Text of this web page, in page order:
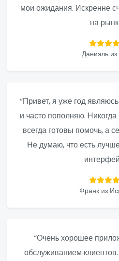
мои ожидания. Искренне
на
Даниэль
“Привет, я уже год
и часто пополняю.
всегда готовы помочь, а
Не думаю, что есть
Франк из
“Очень хорошее
обслуживанием